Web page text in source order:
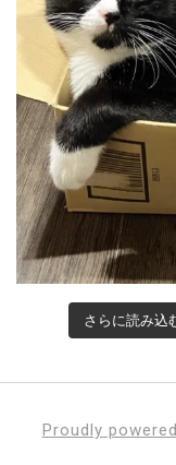
さらに読み込
Proudly